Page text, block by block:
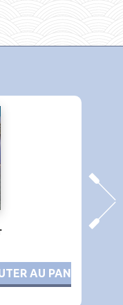
AU PANIER